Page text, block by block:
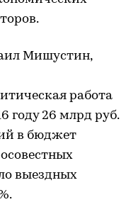
Мишустин,
работа
году 26 млрд руб.
в бюджет
выездных